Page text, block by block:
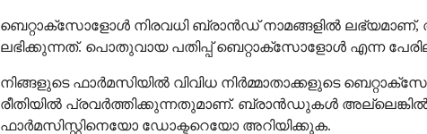
ബെറ്റാക്സോളോൾ നിരവധി ബ്രാൻഡ് നാമങ്ങളിൽ
ലഭിക്കുന്നത്. പൊതുവായ പതിപ്പ് ബെറ്റാക്സോളോൾ എന്ന
നിങ്ങളുടെ ഫാർമസിയിൽ വിവിധ നിർമ്മാതാക്കളുടെ
രീതിയിൽ പ്രവർത്തിക്കുന്നതുമാണ്. ബ്രാൻഡുകൾ അല്ലെങ്കിൽ
ഫാർമസിസ്റ്റിനെയോ ഡോക്ടറെയോ അറിയിക്കുക.